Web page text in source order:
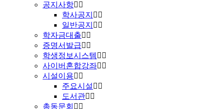
공지사항
학사공지
일반공지
학자금대출
증명서발급
학생정보시스템
사이버혼합강좌
시설이용
주요시설
도서관
총동문회